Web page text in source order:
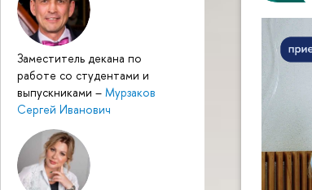
Заместитель декана по
работе со студентами и
выпускниками – Мурзаков
Сергей Иванович